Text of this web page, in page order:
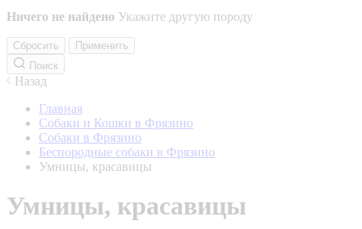
Ничего не найдено Укажите другую породу
Сбросить
Применить
Поиск
Назад
Главная
Собаки и Кошки в Фрязино
Собаки в Фрязино
Беспородные собаки в Фрязино
Умницы, красавицы
Умницы, красавицы